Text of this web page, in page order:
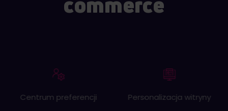
Centrum preferencji Personalizacja witryny